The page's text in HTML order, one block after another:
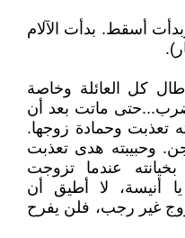
أسقط. بدأت الآلام
كل العائلة وخاصة
ماتت بعد أن
تعذبت وحمادة زوجها.
وحبيبته هدى تعذبت
عندما تزوجت
أنيسة، لا أطيق أن
غير رجب، فلن يفرح